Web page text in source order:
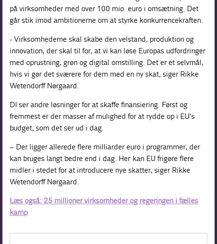
på virksomheder med over 100 mio. euro i omsætning. Det
går stik imod ambitionerne om at styrke konkurrencekraften.
- Virksomhederne skal skabe den velstand, produktion og
innovation, der skal til for, at vi kan løse Europas udfordringer
med oprustning, grøn og digital omstilling. Det er et selvmål,
hvis vi gør det sværere for dem med en ny skat, siger Rikke
Wetendorff Nørgaard.
DI ser andre løsninger for at skaffe finansiering. Først og
fremmest er der masser af mulighed for at rydde op i EU's
budget, som det ser ud i dag.
– Der ligger allerede flere milliarder euro i programmer, der
kan bruges langt bedre end i dag. Her kan EU frigøre flere
midler i stedet for at introducere nye skatter, siger Rikke
Wetendorff Nørgaard.
Læs også: 25 millioner virksomheder og regeringen i fælles
kamp